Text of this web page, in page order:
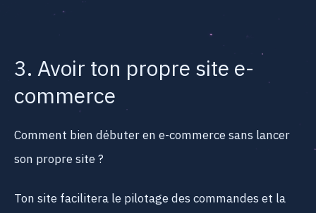
3. Avoir ton propre site e-
commerce
Comment bien débuter en e-commerce sans lancer
son propre site ?
Ton site facilitera le pilotage des commandes et la